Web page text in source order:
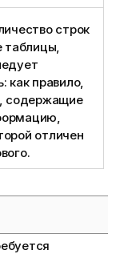
строк
таблицы,
как правило,
содержащие
отличен